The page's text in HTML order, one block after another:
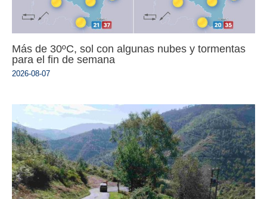
Más de 30ºC, sol con algunas nubes y tormentas
para el fin de semana
2026-08-07